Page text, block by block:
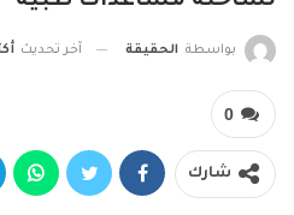
بواسطة الحقيقة آخر تحديث
0
شارك